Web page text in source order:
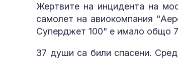
Жертвите на инцидента на
самолет на авиокомпания
Суперджет 100" е имало общо
37 души са били спасени.